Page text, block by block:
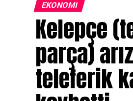
Bilgiye dayalı
Akademik bilgi
Kuenzle, “Ne
eğitiminin değer
Uzmanlar, el
talep göreceğine
EKONOMI
Kelepçe
parça)
teleferik